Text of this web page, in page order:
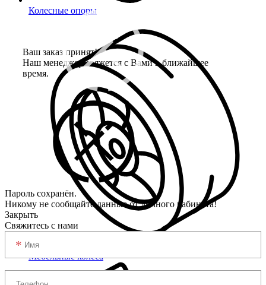
Колесные опоры
Мебельные колеса
Ваш заказ принят!
Наш менеджер свяжется с Вами в ближайшее
время.
Пароль сохранён.
Никому не сообщайте данные от личного кабинета!
Закрыть
Свяжитесь с нами